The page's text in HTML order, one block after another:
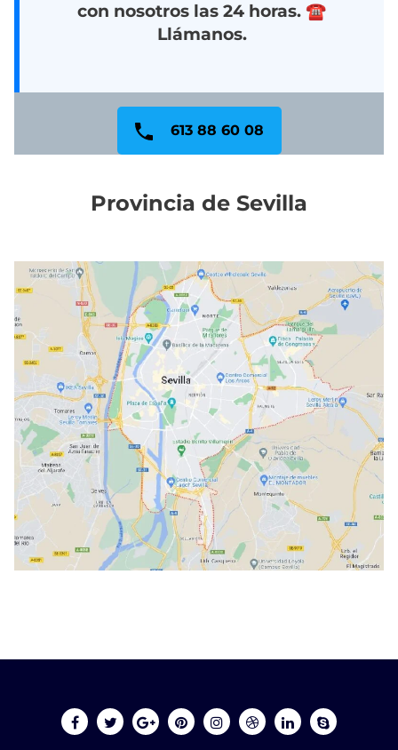
con nosotros las 24 horas. ☎️
Llámanos.
613 88 60 08
Provincia de Sevilla